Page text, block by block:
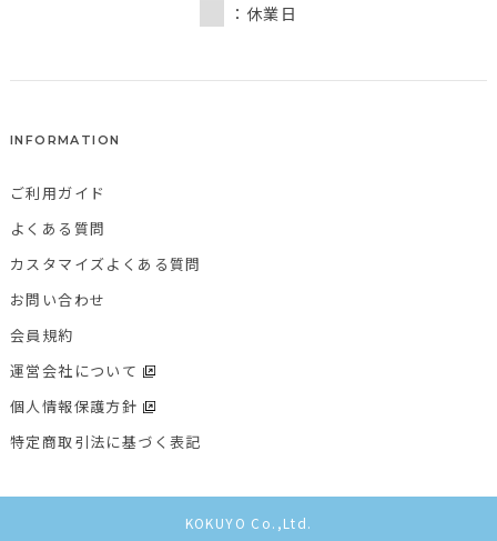
：休業日
INFORMATION
ご利用ガイド
よくある質問
カスタマイズよくある質問
お問い合わせ
会員規約
運営会社について
個人情報保護方針
特定商取引法に基づく表記
KOKUYO Co.,Ltd.